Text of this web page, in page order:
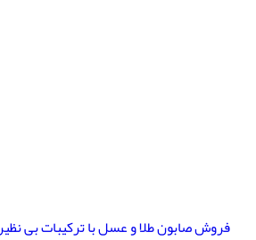
فروش صابون طلا و عسل با ترکیبات بی